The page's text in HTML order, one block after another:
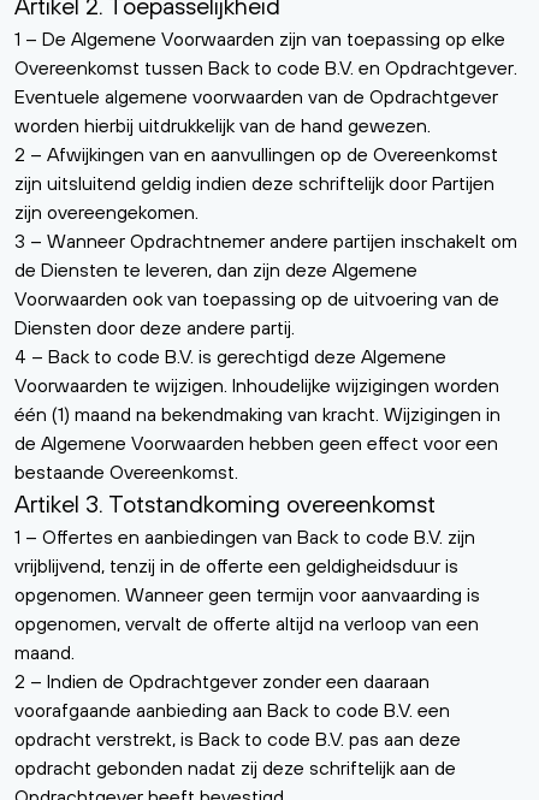
1 – De Algemene Voorwaarden zijn van toepassing op elke
Overeenkomst tussen Back to code B.V. en Opdrachtgever.
Eventuele algemene voorwaarden van de Opdrachtgever
worden hierbij uitdrukkelijk van de hand gewezen.
2 – Afwijkingen van en aanvullingen op de Overeenkomst
zijn uitsluitend geldig indien deze schriftelijk door Partijen
zijn overeengekomen.
3 – Wanneer Opdrachtnemer andere partijen inschakelt om
de Diensten te leveren, dan zijn deze Algemene
Voorwaarden ook van toepassing op de uitvoering van de
Diensten door deze andere partij.
4 – Back to code B.V. is gerechtigd deze Algemene
Voorwaarden te wijzigen. Inhoudelijke wijzigingen worden
één (1) maand na bekendmaking van kracht. Wijzigingen in
de Algemene Voorwaarden hebben geen effect voor een
bestaande Overeenkomst.
Artikel 3. Totstandkoming overeenkomst
1 – Offertes en aanbiedingen van Back to code B.V. zijn
vrijblijvend, tenzij in de offerte een geldigheidsduur is
opgenomen. Wanneer geen termijn voor aanvaarding is
opgenomen, vervalt de offerte altijd na verloop van een
maand.
2 – Indien de Opdrachtgever zonder een daaraan
voorafgaande aanbieding aan Back to code B.V. een
opdracht verstrekt, is Back to code B.V. pas aan deze
opdracht gebonden nadat zij deze schriftelijk aan de